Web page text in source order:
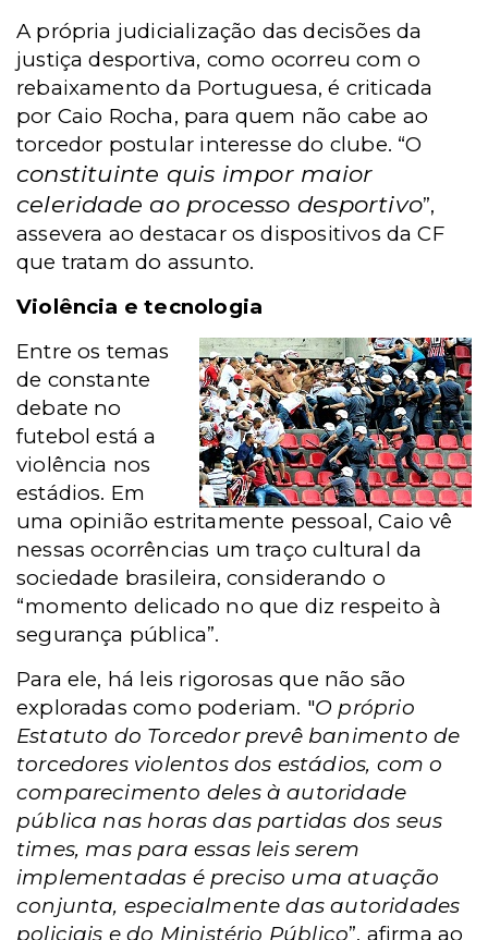
A própria judicialização das decisões da
justiça desportiva, como ocorreu com o
rebaixamento da Portuguesa, é criticada
por Caio Rocha, para quem não cabe ao
torcedor postular interesse do clube. “O
constituinte quis impor maior
celeridade ao processo desportivo”,
assevera ao destacar os dispositivos da CF
que tratam do assunto.
Violência e tecnologia
Entre os temas
de constante
debate no
futebol está a
violência nos
estádios. Em
uma opinião estritamente pessoal, Caio vê
nessas ocorrências um traço cultural da
sociedade brasileira, considerando o
“momento delicado no que diz respeito à
segurança pública”.
Para ele, há leis rigorosas que não são
exploradas como poderiam. "O próprio
Estatuto do Torcedor prevê banimento de
torcedores violentos dos estádios, com o
comparecimento deles à autoridade
pública nas horas das partidas dos seus
times, mas para essas leis serem
implementadas é preciso uma atuação
conjunta, especialmente das autoridades
policiais e do Ministério Público”, afirma ao